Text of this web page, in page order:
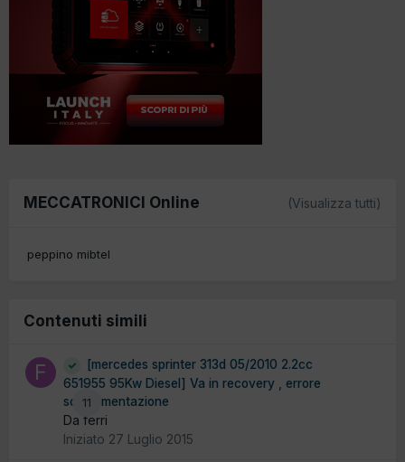
MECCATRONICI Online (Visualizza tutti)
peppino mibtel
Contenuti simili
11
[mercedes sprinter 313d 05/2010 2.2cc
651955 95Kw Diesel] Va in recovery , errore
sovralimentazione
Da ferri
Iniziato 27 Luglio 2015